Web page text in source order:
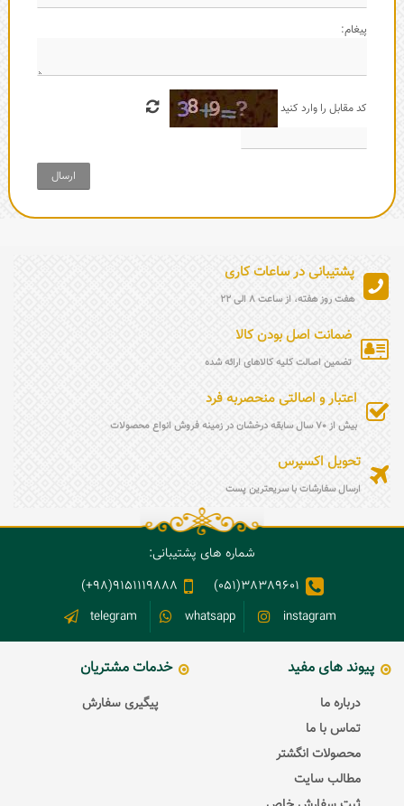
پیغام:
کد مقابل را وارد کنید
ارسال
پشتیبانی در ساعات کاری
هفت روز هفته، از ساعت 8 الی 22
ضمانت اصل بودن کالا
تضمین اصالت کلیه کالاهای ارائه شده
اعتبار و اصالتی منحصربه فرد
بیش از 70 سال سابقه درخشان در زمینه فروش انواع محصولات
تحویل اکسپرس
ارسال سفارشات با سریعترین پست
شماره های پشتیبانی:
38389601(051)
9151119888(98+)
instagram
whatsapp
telegram
پیوند های مفید
درباره ما
تماس با ما
محصولات انگشتر
مطالب سایت
خدمات مشتریان
پیگیری سفارش